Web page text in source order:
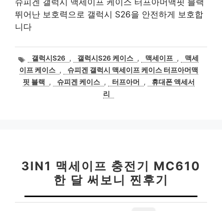
슈피겐 갤럭시 맥세이프 케이스 터프아머맥핏 블랙
뛰어난 보호력으로 갤럭시 S26을 안전하게 보호합
니다
태
그
갤럭시S26 , 갤럭시S26 케이스 , 맥세이프 ,
맥세
이프 케이스 ,
슈피겐 갤럭시 맥세이프 케이스 터프아머맥
핏 블랙
, 슈피겐 케이스 , 터프아머 ,
휴대폰 액세서
리
3IN1 맥세이프 충전기 MC610
한 달 써보니 찐후기